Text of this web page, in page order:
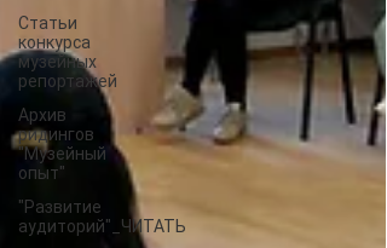
Статьи
конкурса
музейных
репортажей
Архив
ридингов
"Музейный
опыт"
"Развитие
аудиторий"_ЧИТАТЬ